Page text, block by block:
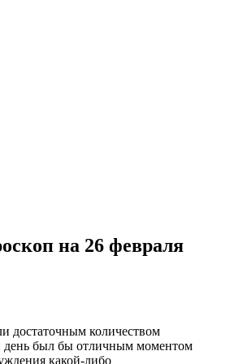
на 26 февраля
достаточным количеством
день был бы отличным моментом
какой-либо